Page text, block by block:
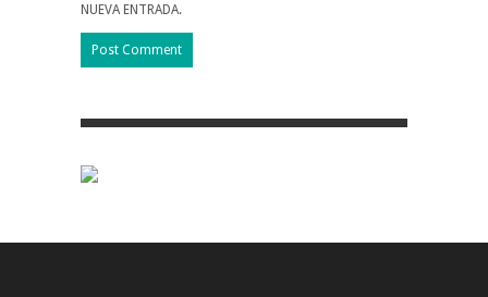
NUEVA ENTRADA.